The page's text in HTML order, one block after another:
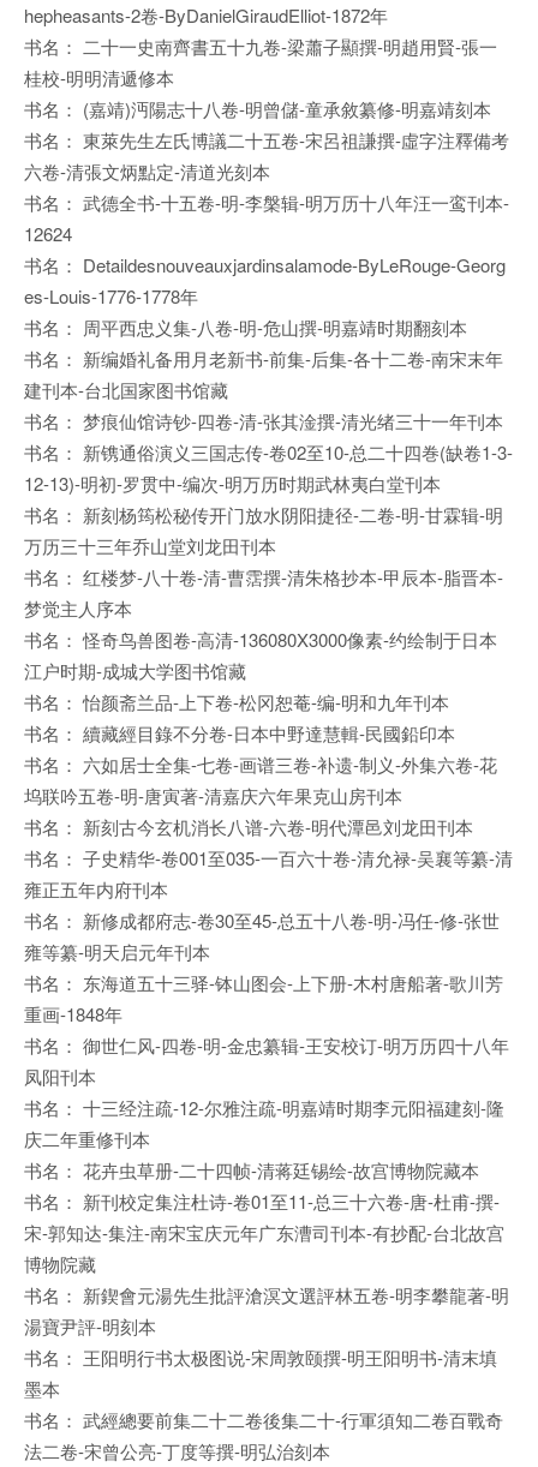
hepheasants-2卷-ByDanielGiraudElliot-1872年
书名： 二十一史南齊書五十九卷-梁蕭子顯撰-明趙用賢-張一
桂校-明明清遞修本
书名： (嘉靖)沔陽志十八卷-明曾儲-童承敘纂修-明嘉靖刻本
书名： 東萊先生左氏博議二十五卷-宋呂祖謙撰-虛字注釋備考
六卷-清張文炳點定-清道光刻本
书名： 武德全书-十五卷-明-李槃辑-明万历十八年汪一鸾刊本-
12624
书名： Detaildesnouveauxjardinsalamode-ByLeRouge-Georg
es-Louis-1776-1778年
书名： 周平西忠义集-八卷-明-危山撰-明嘉靖时期翻刻本
书名： 新编婚礼备用月老新书-前集-后集-各十二卷-南宋末年
建刊本-台北国家图书馆藏
书名： 梦痕仙馆诗钞-四卷-清-张其淦撰-清光绪三十一年刊本
书名： 新镌通俗演义三国志传-卷02至10-总二十四巻(缺卷1-3-
12-13)-明初-罗贯中-编次-明万历时期武林夷白堂刊本
书名： 新刻杨筠松秘传开门放水阴阳捷径-二卷-明-甘霖辑-明
万历三十三年乔山堂刘龙田刊本
书名： 红楼梦-八十卷-清-曹霑撰-清朱格抄本-甲辰本-脂晋本-
梦觉主人序本
书名： 怪奇鸟兽图卷-高清-136080X3000像素-约绘制于日本
江户时期-成城大学图书馆藏
书名： 怡颜斋兰品-上下卷-松冈恕菴-编-明和九年刊本
书名： 續藏經目錄不分卷-日本中野達慧輯-民國鉛印本
书名： 六如居士全集-七卷-画谱三卷-补遗-制义-外集六卷-花
坞联吟五卷-明-唐寅著-清嘉庆六年果克山房刊本
书名： 新刻古今玄机消长八谱-六卷-明代潭邑刘龙田刊本
书名： 子史精华-卷001至035-一百六十卷-清允禄-吴襄等纂-清
雍正五年内府刊本
书名： 新修成都府志-卷30至45-总五十八卷-明-冯任-修-张世
雍等纂-明天启元年刊本
书名： 东海道五十三驿-钵山图会-上下册-木村唐船著-歌川芳
重画-1848年
书名： 御世仁风-四卷-明-金忠纂辑-王安校订-明万历四十八年
凤阳刊本
书名： 十三经注疏-12-尔雅注疏-明嘉靖时期李元阳福建刻-隆
庆二年重修刊本
书名： 花卉虫草册-二十四帧-清蒋廷锡绘-故宫博物院藏本
书名： 新刊校定集注杜诗-卷01至11-总三十六卷-唐-杜甫-撰-
宋-郭知达-集注-南宋宝庆元年广东漕司刊本-有抄配-台北故宫
博物院藏
书名： 新鍥會元湯先生批評滄溟文選評林五卷-明李攀龍著-明
湯寶尹評-明刻本
书名： 王阳明行书太极图说-宋周敦颐撰-明王阳明书-清末填
墨本
书名： 武經總要前集二十二卷後集二十-行軍須知二卷百戰奇
法二卷-宋曾公亮-丁度等撰-明弘治刻本